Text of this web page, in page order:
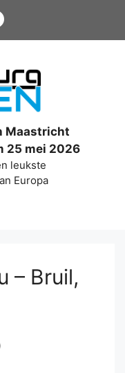
Maastricht
25 mei 2026
leukste
Europa
– Bruil,